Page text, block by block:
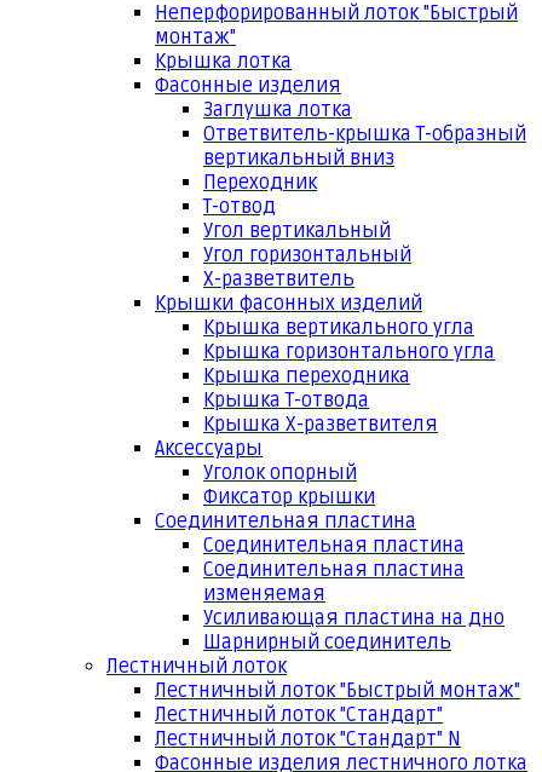
Неперфорированный лоток "Быстрый
монтаж"
Крышка лотка
Фасонные изделия
Заглушка лотка
Ответвитель-крышка Т-образный
вертикальный вниз
Переходник
Т-отвод
Угол вертикальный
Угол горизонтальный
Х-разветвитель
Крышки фасонных изделий
Крышка вертикального угла
Крышка горизонтального угла
Крышка переходника
Крышка Т-отвода
Крышка Х-разветвителя
Аксессуары
Уголок опорный
Фиксатор крышки
Соединительная пластина
Соединительная пластина
Соединительная пластина
изменяемая
Усиливающая пластина на дно
Шарнирный соединитель
Лестничный лоток
Лестничный лоток "Быстрый монтаж"
Лестничный лоток "Стандарт"
Лестничный лоток "Стандарт" N
Фасонные изделия лестничного лотка